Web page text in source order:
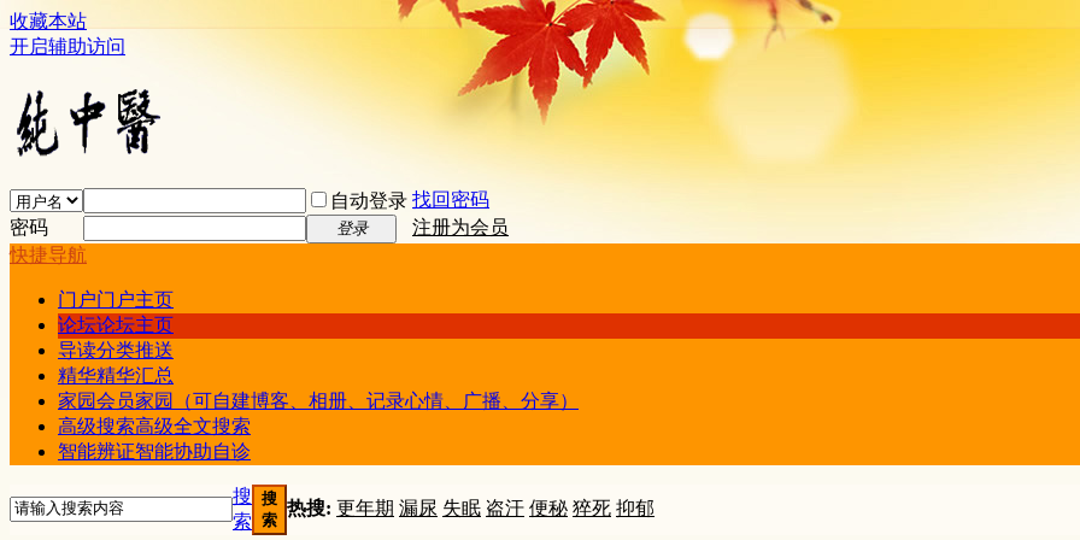
收藏本站
开启辅助访问
自动登录 找回密码
密码
登录
注册为会员
快捷导航
门户门户主页
论坛论坛主页
导读分类推送
精华精华汇总
家园会员家园（可自建博客、相册、记录心情、广播、分享）
高级搜索高级全文搜索
智能辨证智能协助自诊
搜
索
搜
索
热搜: 更年期 漏尿 失眠 盗汗 便秘 猝死 抑郁